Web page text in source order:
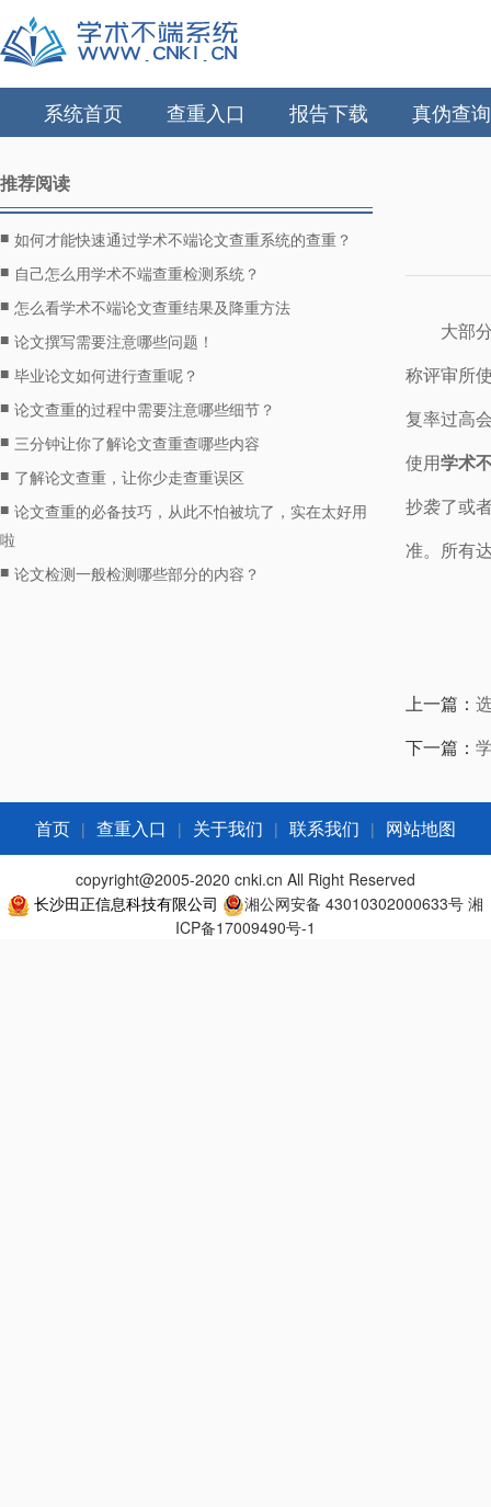
系统首页 查重入口 报告下载 真伪查询
推荐阅读
■ 如何才能快速通过学术不端论文查重系统的查重？
■ 自己怎么用学术不端查重检测系统？
■ 怎么看学术不端论文查重结果及降重方法
■ 论文撰写需要注意哪些问题！
■ 毕业论文如何进行查重呢？
■ 论文查重的过程中需要注意哪些细节？
■ 三分钟让你了解论文查重查哪些内容
■ 了解论文查重，让你少走查重误区
■ 论文查重的必备技巧，从此不怕被坑了，实在太好用
啦
■ 论文检测一般检测哪些部分的内容？
大部
称评审所
复率过高
使用学术
抄袭了或
准。所有
上一篇：
下一篇：
首页 | 查重入口 | 关于我们 | 联系我们 | 网站地图
copyright@2005-2020 cnki.cn All Right Reserved
长沙田正信息科技有限公司
湘公网安备 43010302000633号 湘
ICP备17009490号-1